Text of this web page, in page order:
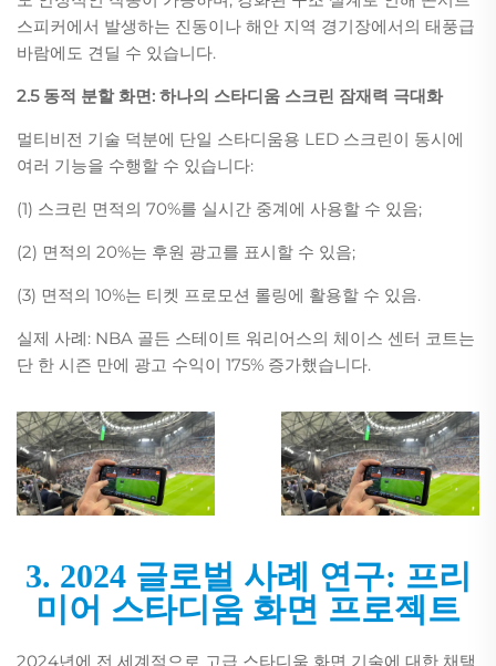
스피커에서 발생하는 진동이나 해안 지역 경기장에서의 태풍급
바람에도 견딜 수 있습니다.
2.5 동적 분할 화면: 하나의 스타디움 스크린 잠재력 극대화
멀티비전 기술 덕분에 단일 스타디움용 LED 스크린이 동시에
여러 기능을 수행할 수 있습니다:
(1) 스크린 면적의 70%를 실시간 중계에 사용할 수 있음;
(2) 면적의 20%는 후원 광고를 표시할 수 있음;
(3) 면적의 10%는 티켓 프로모션 롤링에 활용할 수 있음.
실제 사례: NBA 골든 스테이트 워리어스의 체이스 센터 코트는
단 한 시즌 만에 광고 수익이 175% 증가했습니다.
3. 2024 글로벌 사례 연구: 프리
미어 스타디움 화면 프로젝트
2024년에 전 세계적으로 고급 스타디움 화면 기술에 대한 채택